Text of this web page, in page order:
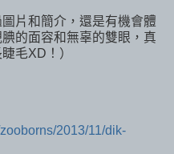
片和簡介，還是有機會體
的面容和無辜的雙眼，真
毛XD！）
2013/11/dik-